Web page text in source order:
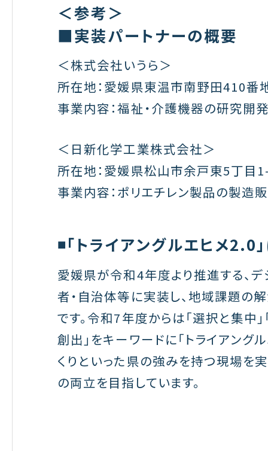
＜参考＞
■実装パートナーの概要
＜株式会社いうら＞
所在地：愛媛県東温市南野田410番
事業内容：福祉・介護機器の研究開発
＜日新化学工業株式会社＞
所在地：愛媛県松山市余戸東5丁目
事業内容：ポリエチレン製品の製造
◾️「トライアングルエヒメ2.0
愛媛県が令和4年度より推進する、
者・自治体等に実装し、地域課題の
です。令和7年度からは「選択と集中
創出」をキーワードに「トライアング
くりといった県の強みを持つ現場を
の両立を目指しています。